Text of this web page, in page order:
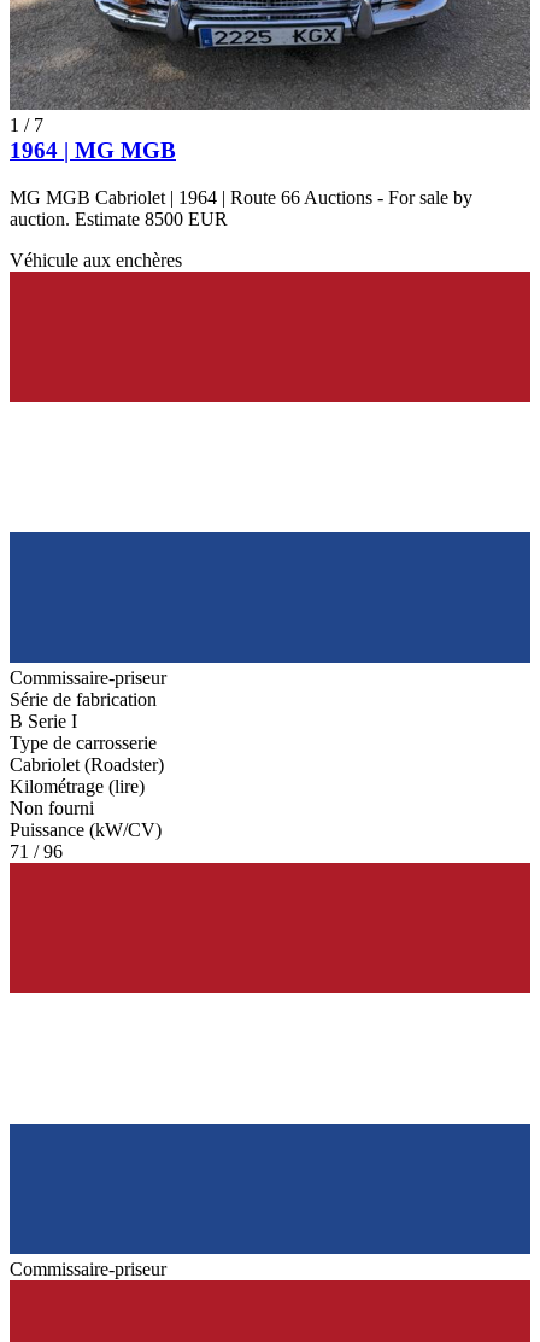
1 / 7
1964 | MG MGB
MG MGB Cabriolet | 1964 | Route 66 Auctions - For sale by
auction. Estimate 8500 EUR
Véhicule aux enchères
Commissaire-priseur
Série de fabrication
B Serie I
Type de carrosserie
Cabriolet (Roadster)
Kilométrage (lire)
Non fourni
Puissance (kW/CV)
71 / 96
Commissaire-priseur